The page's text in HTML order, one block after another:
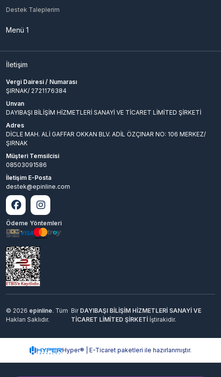
Destek Taleplerim
Menü 1
İletişim
Vergi Dairesi / Numarası
ŞIRNAK/ 2721176384
Unvan
DAYIBAŞI BİLİŞİM HİZMETLERİ SANAYİ VE TİCARET LİMİTED ŞİRKETİ
Adres
DİCLE MAH. ALİ GAFFAR OKKAN BLV. ADİL ÖZÇINAR NO: 106 MERKEZ/
ŞIRNAK
Müşteri Temsilcisi
08503091586
İletişim E-Posta
destek@epinline.com
Ödeme Yöntemleri
© 2026 epinline. Tüm
Hakları Saklıdır.
Bir DAYIBAŞI BİLİŞİM HİZMETLERİ SANAYİ VE
TİCARET LİMİTED ŞİRKETİ İştirakidir.
Hyper® | E-Ticaret paketleri ile hazırlanmıştır.